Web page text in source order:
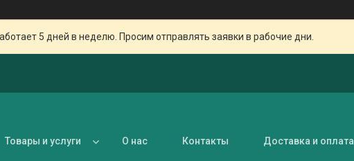
5 дней в неделю. Просим отправлять заявки в рабочие дни.
Товары и услуги О нас Контакты Доставка и оплата